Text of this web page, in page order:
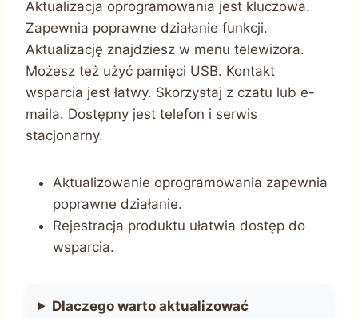
Aktualizacja oprogramowania jest kluczowa.
Zapewnia poprawne działanie funkcji.
Aktualizację znajdziesz w menu telewizora.
Możesz też użyć pamięci USB. Kontakt
wsparcia jest łatwy. Skorzystaj z czatu lub e-
maila. Dostępny jest telefon i serwis
stacjonarny.
Aktualizowanie oprogramowania zapewnia
poprawne działanie.
Rejestracja produktu ułatwia dostęp do
wsparcia.
Dlaczego warto aktualizować